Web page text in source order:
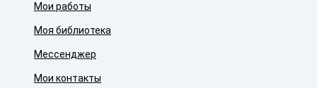
Мои работы
Моя библиотека
Мессенджер
Мои контакты